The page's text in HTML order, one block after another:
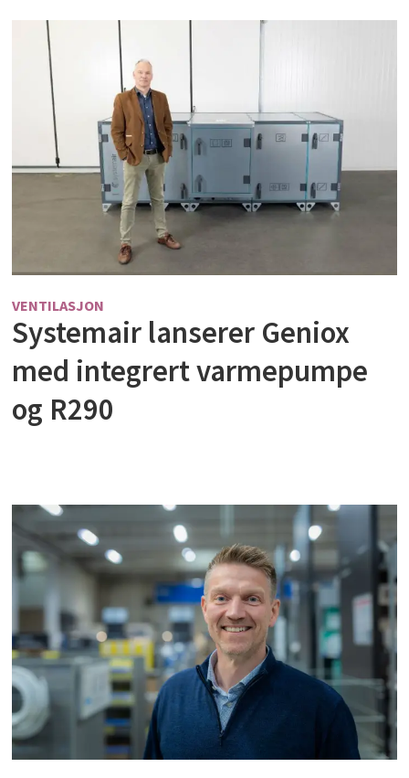
VENTILASJON
Systemair lanserer Geniox
med integrert varmepumpe
og R290